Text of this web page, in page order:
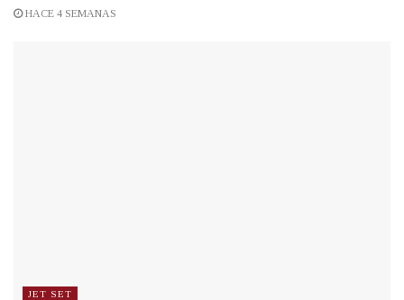
HACE 4 SEMANAS
JET SET